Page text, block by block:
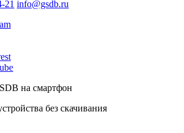
21 info@gsdb.ru
на смартфон
без скачивания